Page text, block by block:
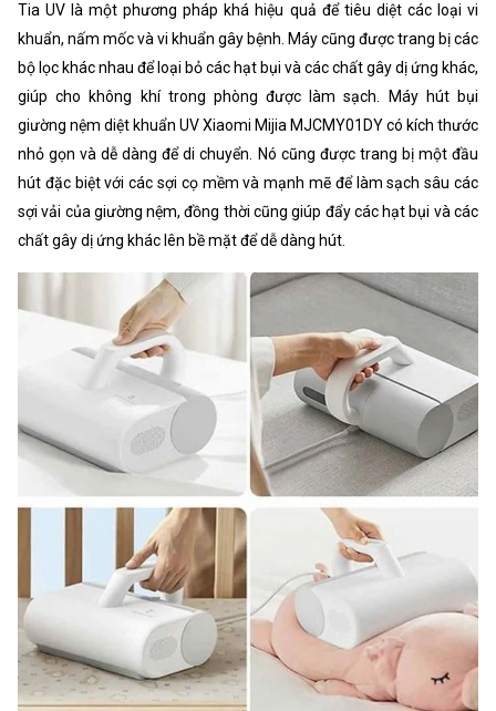
Tia UV là một phương pháp khá hiệu quả để tiêu diệt các loại vi
khuẩn, nấm mốc và vi khuẩn gây bệnh. Máy cũng được trang bị các
bộ lọc khác nhau để loại bỏ các hạt bụi và các chất gây dị ứng khác,
giúp cho không khí trong phòng được làm sạch. Máy hút bụi
giường nệm diệt khuẩn UV Xiaomi Mijia MJCMY01DY có kích thước
nhỏ gọn và dễ dàng để di chuyển. Nó cũng được trang bị một đầu
hút đặc biệt với các sợi cọ mềm và mạnh mẽ để làm sạch sâu các
sợi vải của giường nệm, đồng thời cũng giúp đẩy các hạt bụi và các
chất gây dị ứng khác lên bề mặt để dễ dàng hút.